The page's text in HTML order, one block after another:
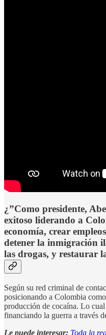
¿”Como presidente,
exitoso liderando a
economía, crear
detener la inmigración
las drogas, y restaurar
Según su red criminal de
posicionando a Colombia
producción de cocaína. Lo
financiando la guerra a través
Le puede interesar: Toda la